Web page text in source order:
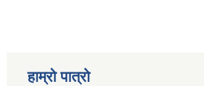
हाम्रो पात्रो